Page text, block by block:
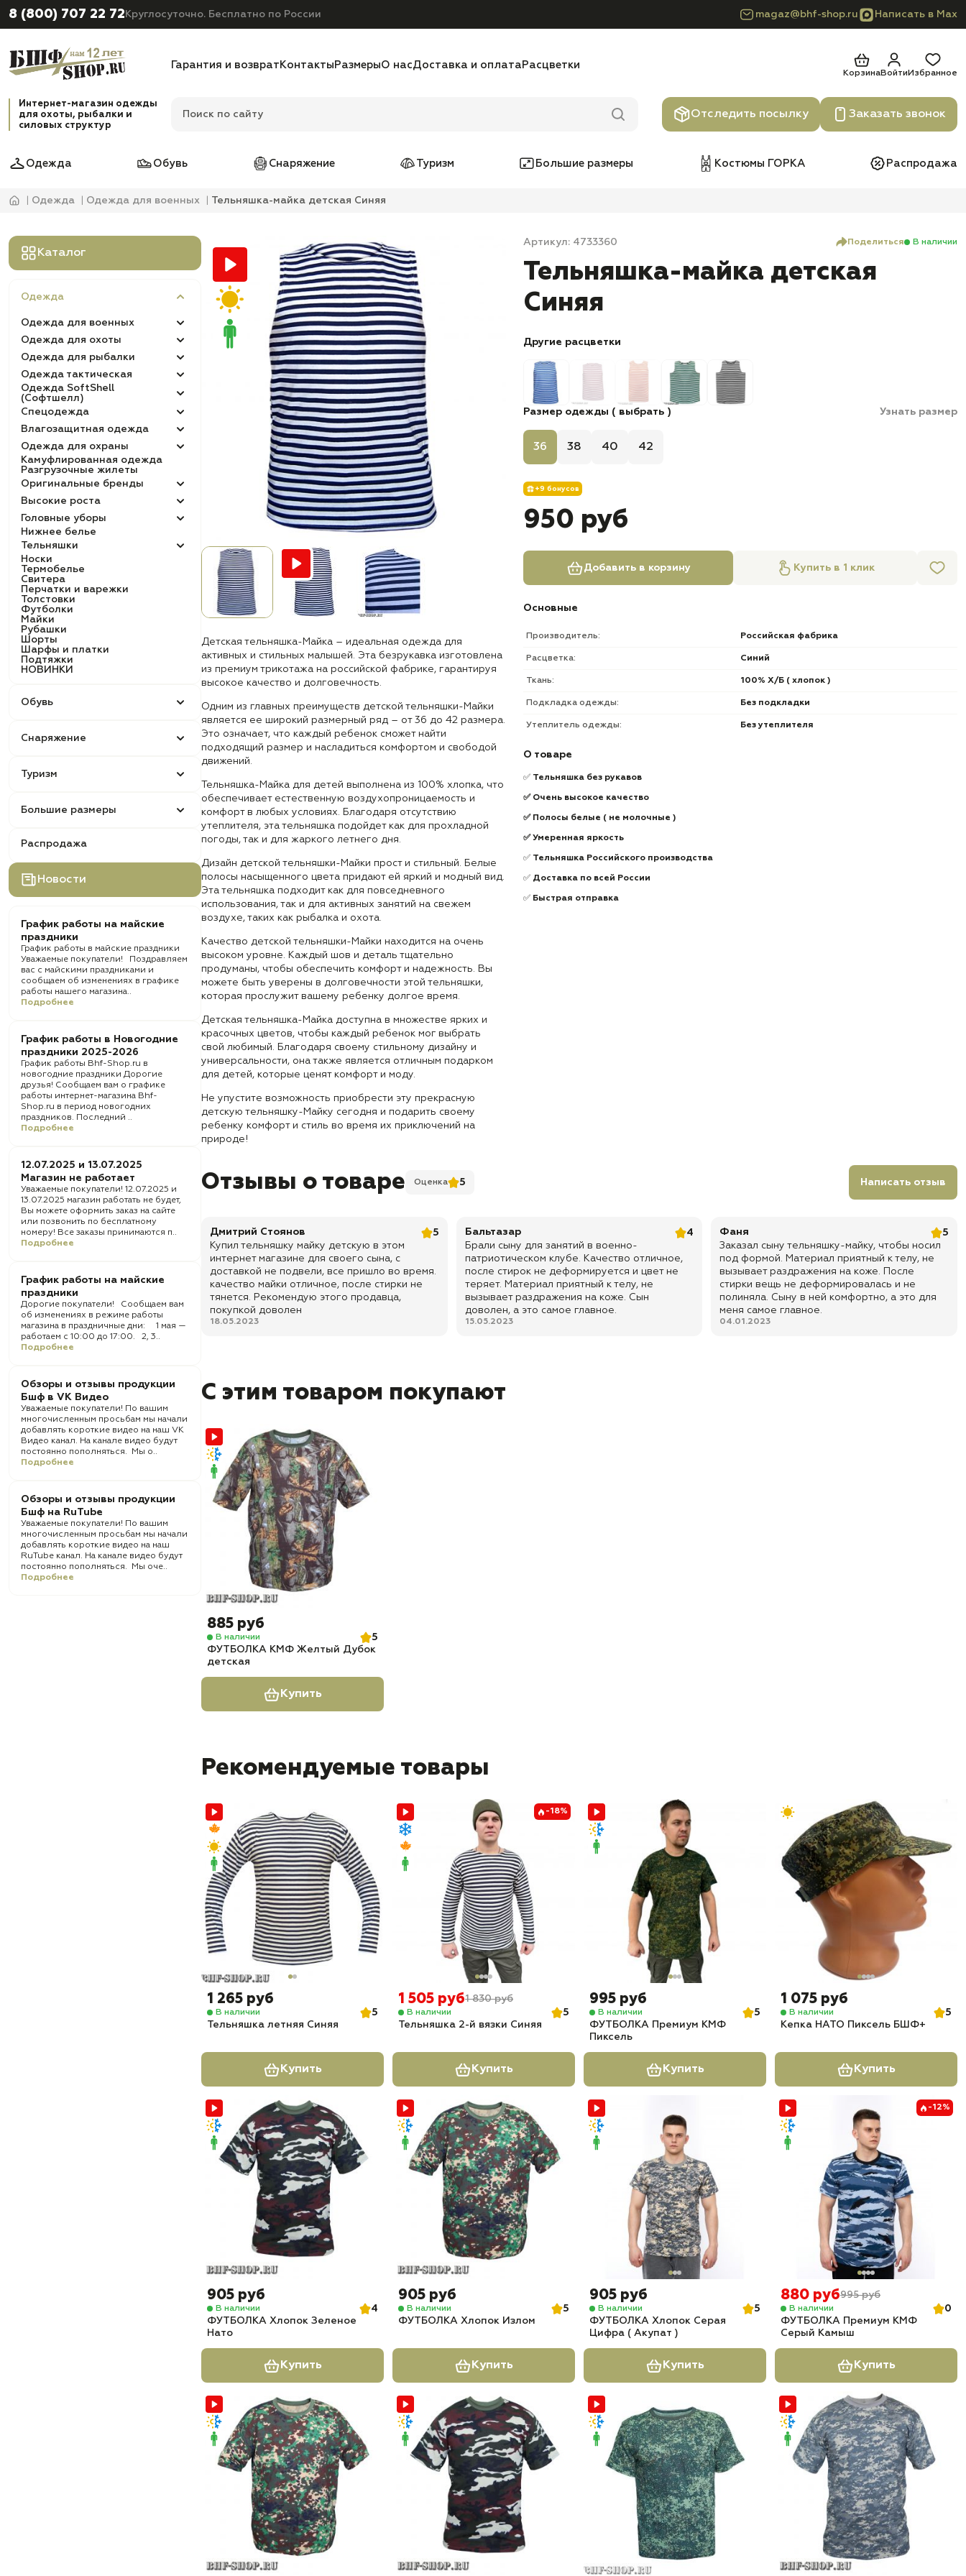
8 (800) 707 22 72 Круглосуточно. Бесплатно по России magaz@bhf-shop.ru Написать в Max
Гарантия и возврат Контакты РазмерыО насДоставка и оплата Расцветки
КорзинаВойти Избранное
Интернет-магазин одежды
для охоты, рыбалки и
силовых структур
Отследить посылку Заказать звонок
Одежда Обувь Снаряжение Туризм Большие размеры Костюмы ГОРКА Распродажа
Одежда Одежда для военных Тельняшка-майка детская Синяя
Каталог
Одежда
Одежда для военных
Одежда для охоты
Одежда для рыбалки
Одежда тактическая
Одежда SoftShell
(Софтшелл)
Спецодежда
Влагозащитная одежда
Одежда для охраны
Камуфлированная одежда
Разгрузочные жилеты
Оригинальные бренды
Высокие роста
Головные уборы
Нижнее белье
Тельняшки
Носки
Термобелье
Свитера
Перчатки и варежки
Толстовки
Футболки
Майки
Рубашки
Шорты
Шарфы и платки
Подтяжки
НОВИНКИ
Обувь
Снаряжение
Туризм
Большие размеры
Распродажа
Новости
График работы на майские
праздники
График работы в майские праздники
Уважаемые покупатели! Поздравляем
вас с майскими праздниками и
сообщаем об изменениях в графике
работы нашего магазина..
Подробнее
График работы в Новогодние
праздники 2025-2026
График работы Bhf-Shop.ru в
новогодние праздники Дорогие
друзья! Сообщаем вам о графике
работы интернет-магазина Bhf-
Shop.ru в период новогодних
праздников. Последний ..
Подробнее
12.07.2025 и 13.07.2025
Магазин не работает
Уважаемые покупатели! 12.07.2025 и
13.07.2025 магазин работать не будет,
Вы можете оформить заказ на сайте
или позвонить по бесплатному
номеру! Все заказы принимаются п..
Подробнее
График работы на майские
праздники
Дорогие покупатели! Сообщаем вам
об изменениях в режиме работы
магазина в праздничные дни: 1 мая —
работаем с 10:00 до 17:00. 2, 3..
Подробнее
Обзоры и отзывы продукции
Бшф в VK Видео
Уважаемые покупатели! По вашим
многочисленным просьбам мы начали
добавлять короткие видео на наш VK
Видео канал. На канале видео будут
постоянно пополняться. Мы о..
Подробнее
Обзоры и отзывы продукции
Бшф на RuTube
Уважаемые покупатели! По вашим
многочисленным просьбам мы начали
добавлять короткие видео на наш
RuTube канал. На канале видео будут
постоянно пополняться. Мы оче..
Подробнее
Детская тельняшка-Майка – идеальная одежда для
активных и стильных малышей. Эта безрукавка изготовлена
из премиум трикотажа на российской фабрике, гарантируя
высокое качество и долговечность.
Одним из главных преимуществ детской тельняшки-Майки
является ее широкий размерный ряд – от 36 до 42 размера.
Это означает, что каждый ребенок сможет найти
подходящий размер и насладиться комфортом и свободой
движений.
Тельняшка-Майка для детей выполнена из 100% хлопка, что
обеспечивает естественную воздухопроницаемость и
комфорт в любых условиях. Благодаря отсутствию
утеплителя, эта тельняшка подойдет как для прохладной
погоды, так и для жаркого летнего дня.
Дизайн детской тельняшки-Майки прост и стильный. Белые
полосы насыщенного цвета придают ей яркий и модный вид.
Эта тельняшка подходит как для повседневного
использования, так и для активных занятий на свежем
воздухе, таких как рыбалка и охота.
Качество детской тельняшки-Майки находится на очень
высоком уровне. Каждый шов и деталь тщательно
продуманы, чтобы обеспечить комфорт и надежность. Вы
можете быть уверены в долговечности этой тельняшки,
которая прослужит вашему ребенку долгое время.
Детская тельняшка-Майка доступна в множестве ярких и
красочных цветов, чтобы каждый ребенок мог выбрать
свой любимый. Благодаря своему стильному дизайну и
универсальности, она также является отличным подарком
для детей, которые ценят комфорт и моду.
Не упустите возможность приобрести эту прекрасную
детскую тельняшку-Майку сегодня и подарить своему
ребенку комфорт и стиль во время их приключений на
природе!
Артикул: 4733360 Поделиться В наличии
Тельняшка-майка детская
Синяя
Другие расцветки
Размер одежды ( выбрать ) Узнать размер
36 38 40 42
+9 бонусов
950 руб
Добавить в корзину Купить в 1 клик
Основные
Производитель: Российская фабрика
Расцветка: Синий
Ткань: 100% Х/Б ( хлопок )
Подкладка одежды: Без подкладки
Утеплитель одежды: Без утеплителя
О товаре
✅ Тельняшка без рукавов
✅ Очень высокое качество
✅ Полосы белые ( не молочные )
✅ Умеренная яркость
✅ Тельняшка Российского производства
✅ Доставка по всей России
✅ Быстрая отправка
Отзывы о товаре Оценка 5 Написать отзыв
Дмитрий Стоянов
5
Купил тельняшку майку детскую в этом
интернет магазине для своего сына, с
доставкой не подвели, все пришло во время.
качество майки отличное, после стирки не
тянется. Рекомендую этого продавца,
покупкой доволен
18.05.2023
Бальтазар
4
Брали сыну для занятий в военно-
патриотическом клубе. Качество отличное,
после стирок не деформируется и цвет не
теряет. Материал приятный к телу, не
вызывает раздражения на коже. Сын
доволен, а это самое главное.
15.05.2023
Фаня
5
Заказал сыну тельняшку-майку, чтобы носил
под формой. Материал приятный к телу, не
вызывает раздражения на коже. После
стирки вещь не деформировалась и не
полиняла. Сыну в ней комфортно, а это для
меня самое главное.
04.01.2023
С этим товаром покупают
885 руб
В наличии
5
ФУТБОЛКА КМФ Желтый Дубок
детская
Купить
Рекомендуемые товары
1 265 руб
В наличии
5
Тельняшка летняя Синяя
Купить
-18%
1 505 руб1 830 руб
В наличии
5
Тельняшка 2-й вязки Синяя
Купить
995 руб
В наличии
5
ФУТБОЛКА Премиум КМФ
Пиксель
Купить
1 075 руб
В наличии
5
Кепка НАТО Пиксель БШФ+
Купить
905 руб
В наличии
4
ФУТБОЛКА Хлопок Зеленое
Нато
Купить
905 руб
В наличии
5
ФУТБОЛКА Хлопок Излом
Купить
905 руб
В наличии
5
ФУТБОЛКА Хлопок Серая
Цифра ( Акупат )
Купить
-12%
880 руб995 руб
В наличии
0
ФУТБОЛКА Премиум КМФ
Серый Камыш
Купить